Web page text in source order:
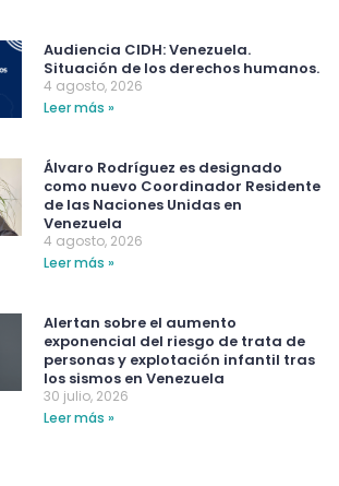
Audiencia CIDH: Venezuela.
Situación de los derechos humanos.
4 agosto, 2026
Leer más »
Álvaro Rodríguez es designado
como nuevo Coordinador Residente
de las Naciones Unidas en
Venezuela
4 agosto, 2026
Leer más »
Alertan sobre el aumento
exponencial del riesgo de trata de
personas y explotación infantil tras
los sismos en Venezuela
30 julio, 2026
Leer más »